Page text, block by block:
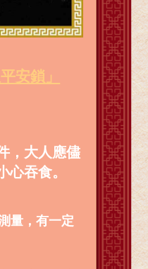
安鎖」
，大人應儘
心吞食。
量，有一定